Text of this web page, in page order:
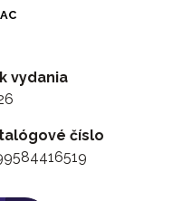
vydania
číslo